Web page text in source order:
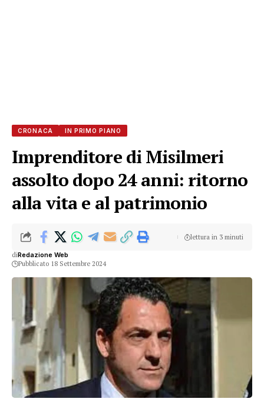
CRONACA IN PRIMO PIANO
Imprenditore di Misilmeri
assolto dopo 24 anni: ritorno
alla vita e al patrimonio
diRedazione Web
Pubblicato 18 Settembre 2024
lettura in 3 minuti